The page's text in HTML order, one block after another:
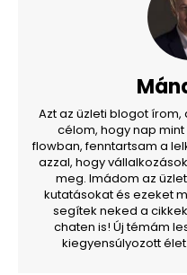
Azt az üzleti blogot írom,
célom, hogy nap
flowban, fenntartsam a
azzal, hogy
meg. Imádom az
kutatásokat és ezeket
segítek neked a
chaten is! Új témám
kiegyensúlyozott